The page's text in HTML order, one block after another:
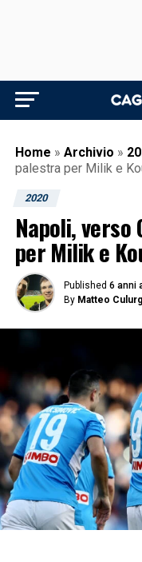
Home » Archivio »
palestra per Milik e
2020
Napoli,
per Milik e
Published 6 anni
By Matteo